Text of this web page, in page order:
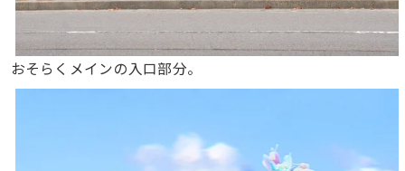
おそらくメインの入口部分。